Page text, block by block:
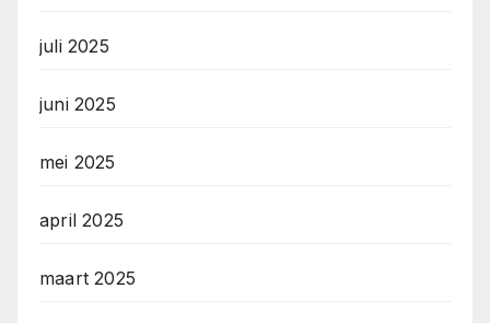
juli 2025
juni 2025
mei 2025
april 2025
maart 2025